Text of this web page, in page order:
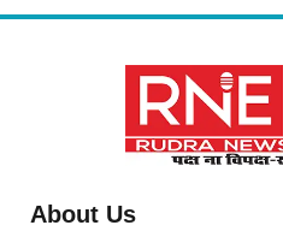
About Us